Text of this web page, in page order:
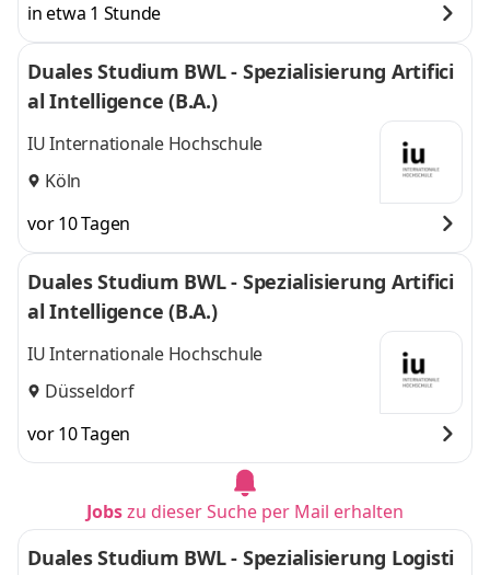
in etwa 1 Stunde
Duales Studium BWL - Spezialisierung Artifici
al Intelligence (B.A.)
IU Internationale Hochschule
Köln
vor 10 Tagen
Duales Studium BWL - Spezialisierung Artifici
al Intelligence (B.A.)
IU Internationale Hochschule
Düsseldorf
vor 10 Tagen
Jobszu dieser Suche per Mail erhalten
Duales Studium BWL - Spezialisierung Logisti